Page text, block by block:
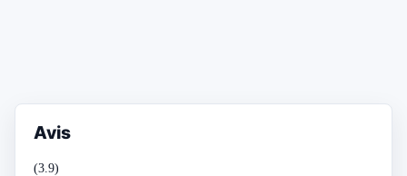
Avis
(3.9)